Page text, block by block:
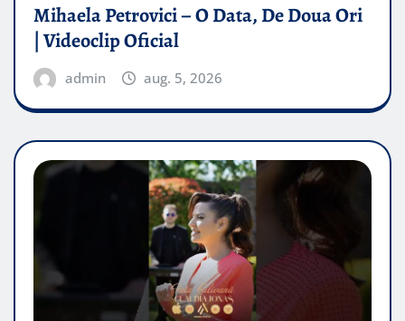
Mihaela Petrovici – O Data, De Doua Ori
| Videoclip Oficial
admin aug. 5, 2026